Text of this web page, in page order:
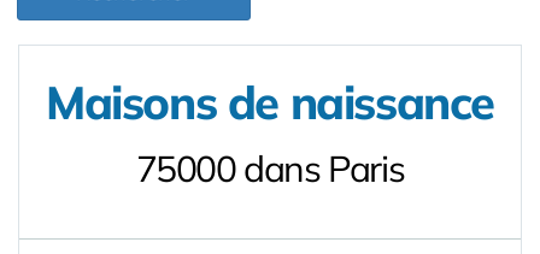
Maisons de naissance
75000 dans Paris